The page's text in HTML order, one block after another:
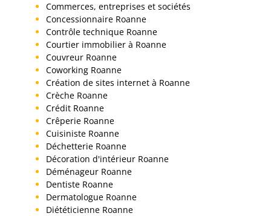
Commerces, entreprises et sociétés
Concessionnaire Roanne
Contrôle technique Roanne
Courtier immobilier à Roanne
Couvreur Roanne
Coworking Roanne
Création de sites internet à Roanne
Crèche Roanne
Crédit Roanne
Crêperie Roanne
Cuisiniste Roanne
Déchetterie Roanne
Décoration d'intérieur Roanne
Déménageur Roanne
Dentiste Roanne
Dermatologue Roanne
Diététicienne Roanne